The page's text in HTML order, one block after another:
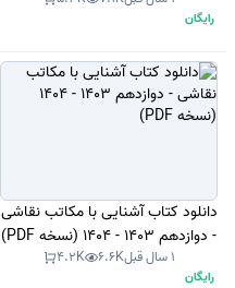
رایگان
دانلود کتاب آشنایی با مکاتب نقاشی
- دوازدهم 1403 - 1404 (نسخه PDF)
1 سال قبل 6.6K
4.2K
رایگان